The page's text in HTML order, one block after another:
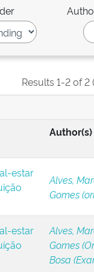
Results 1-2 of
Author(s)
estar
Alves,
Gomes
estar
Alves,
Gomes
Bosa